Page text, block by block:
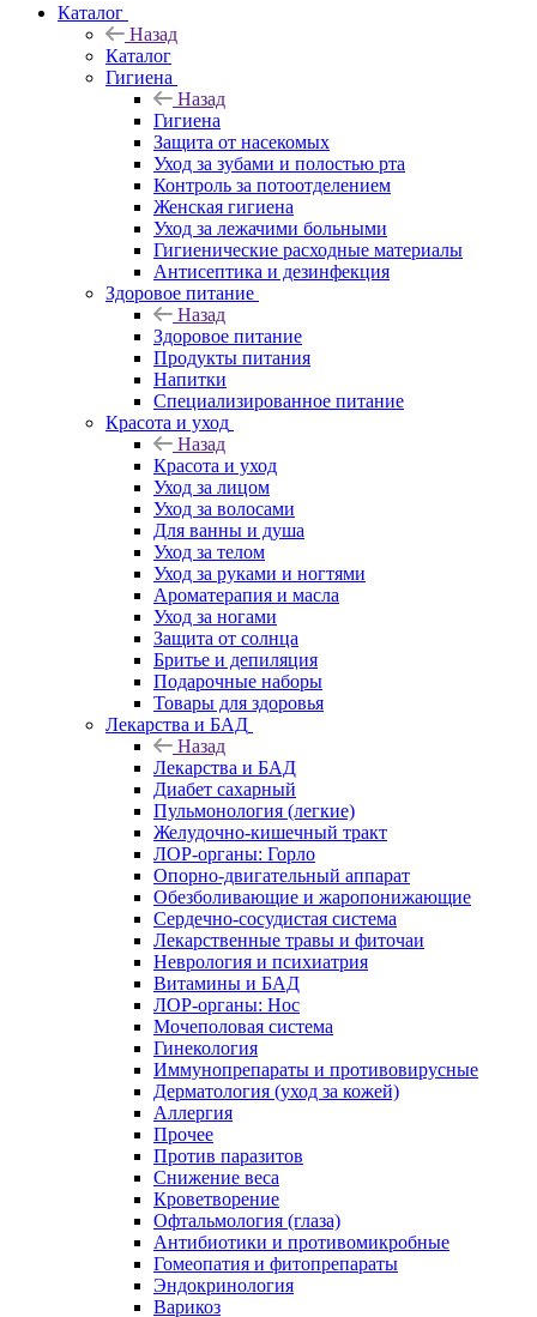
Каталог
Назад
Каталог
Гигиена
Назад
Гигиена
Защита от насекомых
Уход за зубами и полостью рта
Контроль за потоотделением
Женская гигиена
Уход за лежачими больными
Гигиенические расходные материалы
Антисептика и дезинфекция
Здоровое питание
Назад
Здоровое питание
Продукты питания
Напитки
Специализированное питание
Красота и уход
Назад
Красота и уход
Уход за лицом
Уход за волосами
Для ванны и душа
Уход за телом
Уход за руками и ногтями
Ароматерапия и масла
Уход за ногами
Защита от солнца
Бритье и депиляция
Подарочные наборы
Товары для здоровья
Лекарства и БАД
Назад
Лекарства и БАД
Диабет сахарный
Пульмонология (легкие)
Желудочно-кишечный тракт
ЛОР-органы: Горло
Опорно-двигательный аппарат
Обезболивающие и жаропонижающие
Сердечно-сосудистая система
Лекарственные травы и фиточаи
Неврология и психиатрия
Витамины и БАД
ЛОР-органы: Нос
Мочеполовая система
Гинекология
Иммунопрепараты и противовирусные
Дерматология (уход за кожей)
Аллергия
Прочее
Против паразитов
Снижение веса
Кроветворение
Офтальмология (глаза)
Антибиотики и противомикробные
Гомеопатия и фитопрепараты
Эндокринология
Варикоз